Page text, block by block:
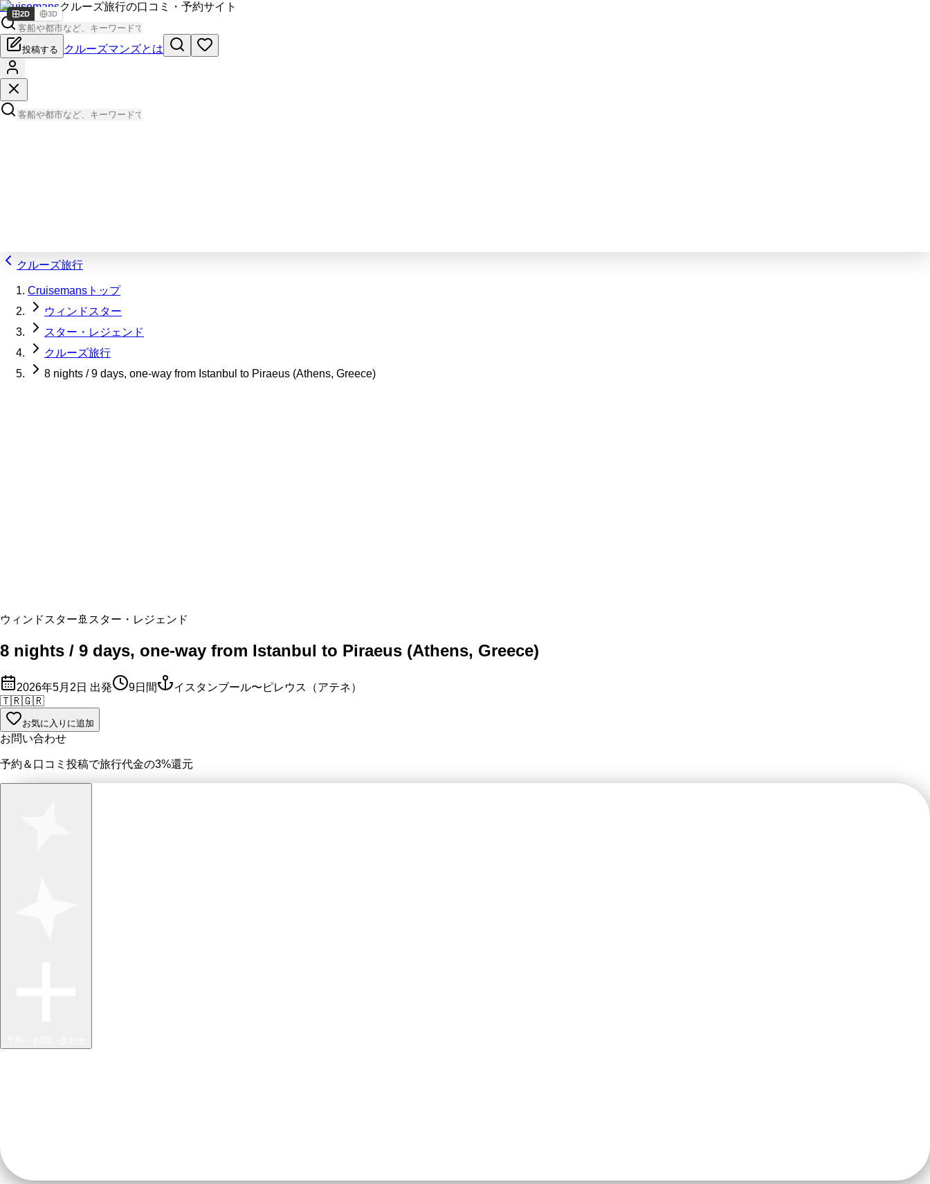
Cruisemansクルーズ旅行の口コミ・予約サイト
投稿する クルーズマンズとは
クルーズ旅行
Cruisemansトップ
ウィンドスター
スター・レジェンド
クルーズ旅行
8 nights / 9 days, one-way from Istanbul to Piraeus (Athens, Greece)
2D 3D
ウィンドスター 🚢 スター・レジェンド
8 nights / 9 days, one-way from Istanbul to Piraeus (Athens, Greece)
2026年5月2日 出発 9日間
イスタンブール〜ピレウス（アテネ）
🇹🇷🇬🇷
お気に入りに追加
お問い合わせ
予約＆口コミ投稿で旅行代金の3%還元